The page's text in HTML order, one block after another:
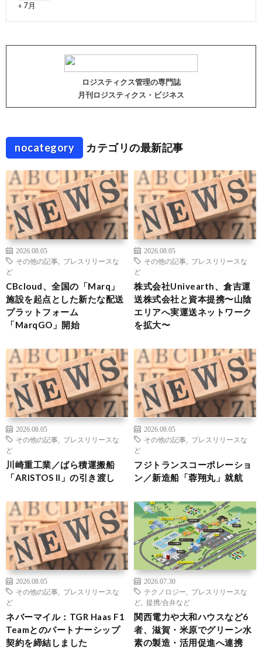
« 7月
ロジスティクス管理の専門誌
月刊ロジスティクス・ビジネス
nocategory カテゴリの最新記事
2026.08.05
その他の記事
プレスリリースな
ど
CBcloud、全国の「Marq」
施設を起点とした新たな配送
プラットフォーム
「MarqGO」開始
2026.08.05
その他の記事
プレスリリースな
ど
株式会社Univearth、倉吉運
送株式会社と資本提携〜山陰
エリアへ実運送ネットワーク
を拡大〜
2026.08.05
その他の記事
プレスリリースな
ど
川崎重工業／ばら積運搬船
「ARISTOS II」の引き渡し
2026.08.05
その他の記事
プレスリリースな
ど
フジトランスコーポレーショ
ン／新造船「蓉翔丸」就航
2026.08.05
その他の記事
プレスリリースな
ど
ネバーマイル：TGR Haas F1
Teamとのパートナーシップ
契約を締結しました
2026.07.30
テクノロジー
プレスリリースな
ど
提携/合弁など
関西電力や大和ハウスなど6
者、滋賀・米原でグリーン水
素の製造・活用促進へ連携